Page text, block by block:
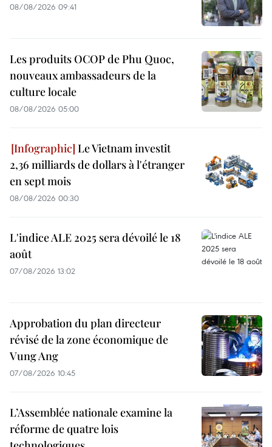
08/08/2026 09:41
Les produits OCOP de Phu Quoc,
nouveaux ambassadeurs de la
culture locale
08/08/2026 05:00
Le Vietnam investit
2,36 milliards de dollars à l'étranger
en sept mois
08/08/2026 00:30
L'indice ALE 2025 sera dévoilé le 18
août
07/08/2026 13:02
Approbation du plan directeur
révisé de la zone économique de
Vung Ang
07/08/2026 10:45
L’Assemblée nationale examine la
réforme de quatre lois